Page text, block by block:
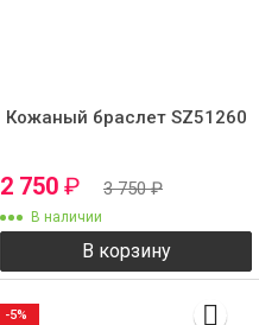
Кожаный браслет SZ51260
2 750 ₽ 3 750₽
В наличии
В корзину
-5%